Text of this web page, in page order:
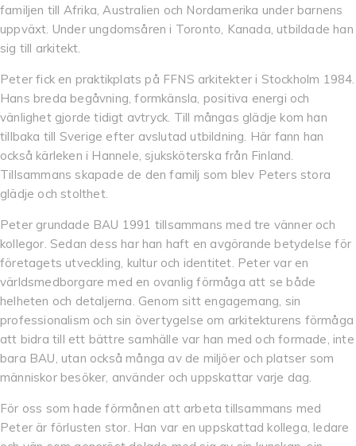
familjen till Afrika, Australien och Nordamerika under barnens
uppväxt. Under ungdomsåren i Toronto, Kanada, utbildade han
sig till arkitekt.
Peter fick en praktikplats på FFNS arkitekter i Stockholm 1984.
Hans breda begåvning, formkänsla, positiva energi och
vänlighet gjorde tidigt avtryck. Till mångas glädje kom han
tillbaka till Sverige efter avslutad utbildning. Här fann han
också kärleken i Hannele, sjuksköterska från Finland.
Tillsammans skapade de den familj som blev Peters stora
glädje och stolthet.
Peter grundade BAU 1991 tillsammans med tre vänner och
kollegor. Sedan dess har han haft en avgörande betydelse för
företagets utveckling, kultur och identitet. Peter var en
världsmedborgare med en ovanlig förmåga att se både
helheten och detaljerna. Genom sitt engagemang, sin
professionalism och sin övertygelse om arkitekturens förmåga
att bidra till ett bättre samhälle var han med och formade, inte
bara BAU, utan också många av de miljöer och platser som
människor besöker, använder och uppskattar varje dag.
För oss som hade förmånen att arbeta tillsammans med
Peter är förlusten stor. Han var en uppskattad kollega, ledare